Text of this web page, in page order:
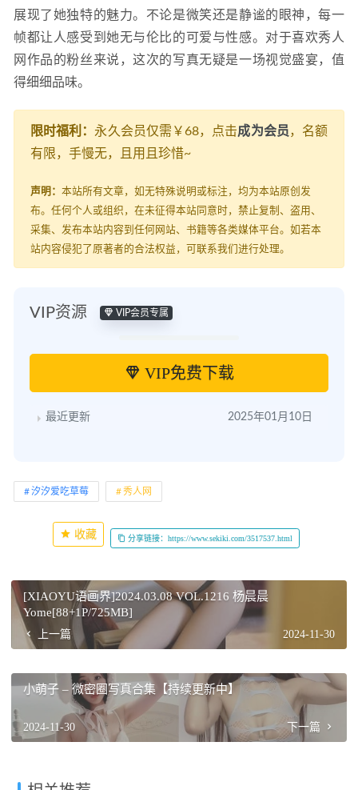
展现了她独特的魅力。不论是微笑还是静谧的眼神，每一
帧都让人感受到她无与伦比的可爱与性感。对于喜欢秀人
网作品的粉丝来说，这次的写真无疑是一场视觉盛宴，值
得细细品味。
限时福利： 永久会员仅需￥68，点击成为会员，名额
有限，手慢无，且用且珍惜~
声明： 本站所有文章，如无特殊说明或标注，均为本站原创发
布。任何个人或组织，在未征得本站同意时，禁止复制、盗用、
采集、发布本站内容到任何网站、书籍等各类媒体平台。如若本
站内容侵犯了原著者的合法权益，可联系我们进行处理。
VIP资源 VIP会员专属
VIP免费下载
最近更新 2025年01月10日
汐汐爱吃草莓 秀人网
收藏 分享链接：https://www.sekiki.com/3517537.html
[XIAOYU语画界]2024.03.08 VOL.1216 杨晨晨
Yome[88+1P/725MB]
上一篇 2024-11-30
小萌子 – 微密圈写真合集【持续更新中】
2024-11-30 下一篇